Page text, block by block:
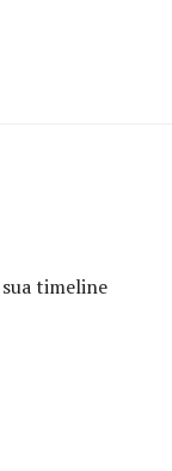
timeline